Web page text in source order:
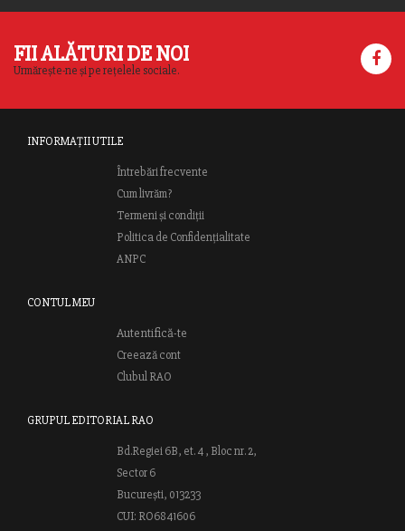
FII ALĂTURI DE NOI
Urmărește-ne și pe rețelele sociale.
INFORMAȚII UTILE
Întrebări frecvente
Cum livrăm?
Termeni și condiții
Politica de Confidențialitate
ANPC
CONTUL MEU
Autentifică-te
Creează cont
Clubul RAO
GRUPUL EDITORIAL RAO
Bd.Regiei 6B, et. 4 , Bloc nr. 2,
Sector 6
București, 013233
CUI: RO6841606